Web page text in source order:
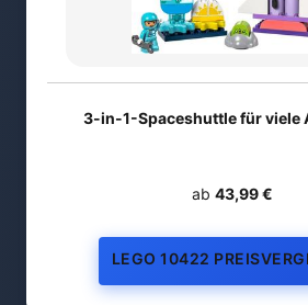
3-in-1-Spaceshuttle für viele
ab 43,99 €
LEGO 10422